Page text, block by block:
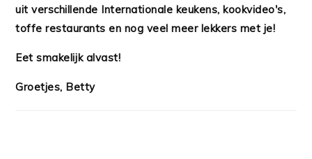
uit verschillende Internationale keukens, kookvideo's,
toffe restaurants en nog veel meer lekkers met je!
Eet smakelijk alvast!
Groetjes, Betty